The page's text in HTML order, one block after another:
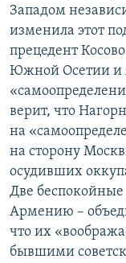
Западом
изменила этот
прецедент
Южной Осетии и
верит, что
на
на сторону
осудивших
Две
Армению –
что их
бывшими